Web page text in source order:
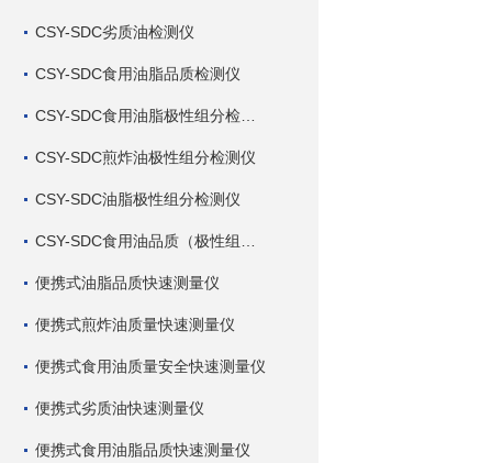
CSY-SDC劣质油检测仪
CSY-SDC食用油脂品质检测仪
CSY-SDC煎炸油极性组分检测仪
CSY-SDC油脂极性组分检测仪
便携式油脂品质快速测量仪
便携式煎炸油质量快速测量仪
便携式食用油质量安全快速测量仪
便携式劣质油快速测量仪
便携式食用油脂品质快速测量仪